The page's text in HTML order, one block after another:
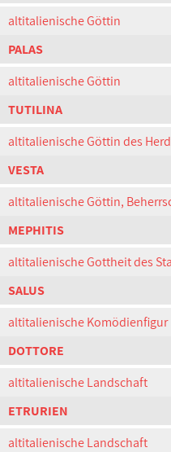
altitalienische Göttin
PALAS
altitalienische Göttin
TUTILINA
altitalienische Göttin des
VESTA
altitalienische Göttin,
MEPHITIS
altitalienische Gottheit des
SALUS
altitalienische Komödienfigur
DOTTORE
altitalienische Landschaft
ETRURIEN
altitalienische Landschaft